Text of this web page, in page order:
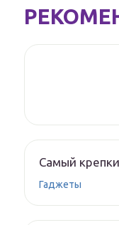
Самый
Гаджеты